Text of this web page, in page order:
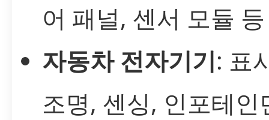
어 패널, 센서 모듈 등
자동차 전자기기: 표
조명, 센싱, 인포테인